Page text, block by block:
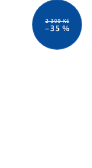
2 399 Kč
–35 %